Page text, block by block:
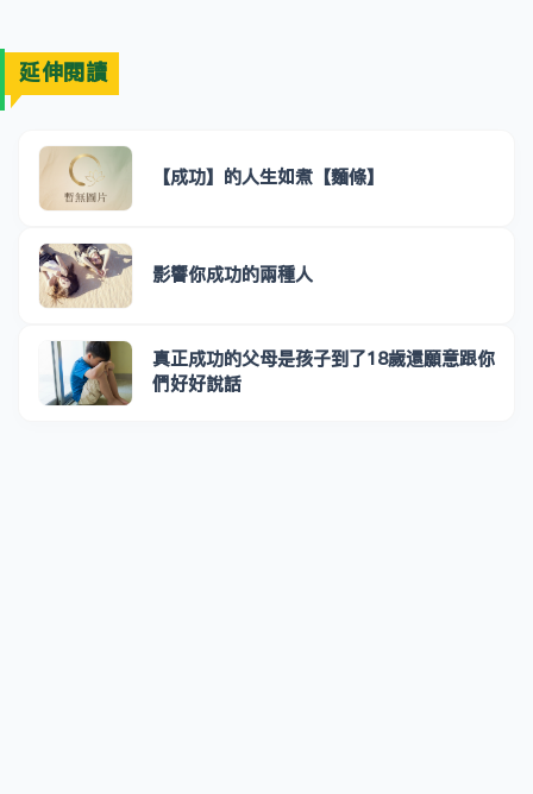
延伸閱讀
【成功】的人生如煮【麵條】
影響你成功的兩種人
真正成功的父母是孩子到了18歲還願意跟你
們好好說話